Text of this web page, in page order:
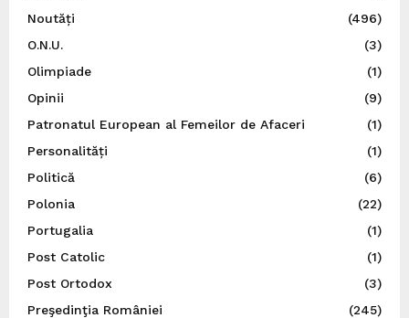
Noutăți
(496)
O.N.U.
(3)
Olimpiade
(1)
Opinii
(9)
Patronatul European al Femeilor de Afaceri
(1)
Personalități
(1)
Politică
(6)
Polonia
(22)
Portugalia
(1)
Post Catolic
(1)
Post Ortodox
(3)
Preşedinţia României
(245)